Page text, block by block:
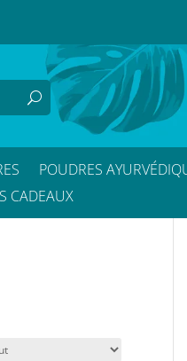
POUDRES
CADEAUX